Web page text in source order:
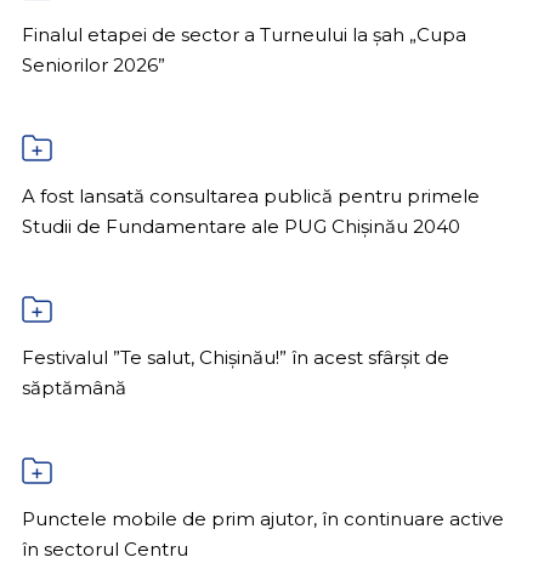
Finalul etapei de sector a Turneului la șah „Cupa
Seniorilor 2026”
A fost lansată consultarea publică pentru primele
Studii de Fundamentare ale PUG Chișinău 2040
Festivalul ”Te salut, Chișinău!” în acest sfârșit de
săptămână
Punctele mobile de prim ajutor, în continuare active
în sectorul Centru